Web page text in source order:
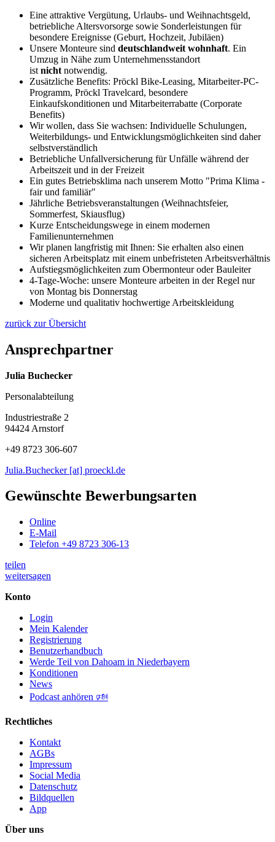
Eine attraktive Vergütung, Urlaubs- und Weihnachtsgeld,
betriebliche Altersvorsorge sowie Sonderleistungen für
besondere Ereignisse (Geburt, Hochzeit, Jubiläen)
Unsere Monteure sind deutschlandweit wohnhaft. Ein
Umzug in Nähe zum Unternehmensstandort
ist nicht notwendig.
Zusätzliche Benefits: Pröckl Bike-Leasing, Mitarbeiter-PC-
Programm, Pröckl Travelcard, besondere
Einkaufskonditionen und Mitarbeiterrabatte (Corporate
Benefits)
Wir wollen, dass Sie wachsen: Individuelle Schulungen,
Weiterbildungs- und Entwicklungsmöglichkeiten sind daher
selbstverständlich
Betriebliche Unfallversicherung für Unfälle während der
Arbeitszeit und in der Freizeit
Ein gutes Betriebsklima nach unserem Motto "Prima Klima -
fair und familiär"
Jährliche Betriebsveranstaltungen (Weihnachtsfeier,
Sommerfest, Skiausflug)
Kurze Entscheidungswege in einem modernen
Familienunternehmen
Wir planen langfristig mit Ihnen: Sie erhalten also einen
sicheren Arbeitsplatz mit einem unbefristeten Arbeitsverhältnis
Aufstiegsmöglichkeiten zum Obermonteur oder Bauleiter
4-Tage-Woche: unsere Monteure arbeiten in der Regel nur
von Montag bis Donnerstag
Moderne und qualitativ hochwertige Arbeitskleidung
zurück zur Übersicht
Ansprechpartner
Julia Buchecker
Personalabteilung
Industriestraße 2
94424 Arnstorf
+49 8723 306-607
Julia.Buchecker [at] proeckl.de
Gewünschte Bewerbungsarten
Online
E-Mail
Telefon +49 8723 306-13
teilen
weitersagen
Konto
Login
Mein Kalender
Registrierung
Benutzerhandbuch
Werde Teil von Dahoam in Niederbayern
Konditionen
News
Podcast anhören 🕬
Rechtliches
Kontakt
AGBs
Impressum
Social Media
Datenschutz
Bildquellen
App
Über uns